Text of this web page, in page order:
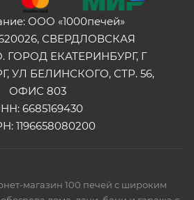
ООО «1000печей»
СВЕРДЛОВСКАЯ
ГОРОД ЕКАТЕРИНБУРГ, Г
УЛ БЕЛИНСКОГО, СТР. 56,
ОФИС 803
6685169430
1196658080200
магазин 100 печей с широким